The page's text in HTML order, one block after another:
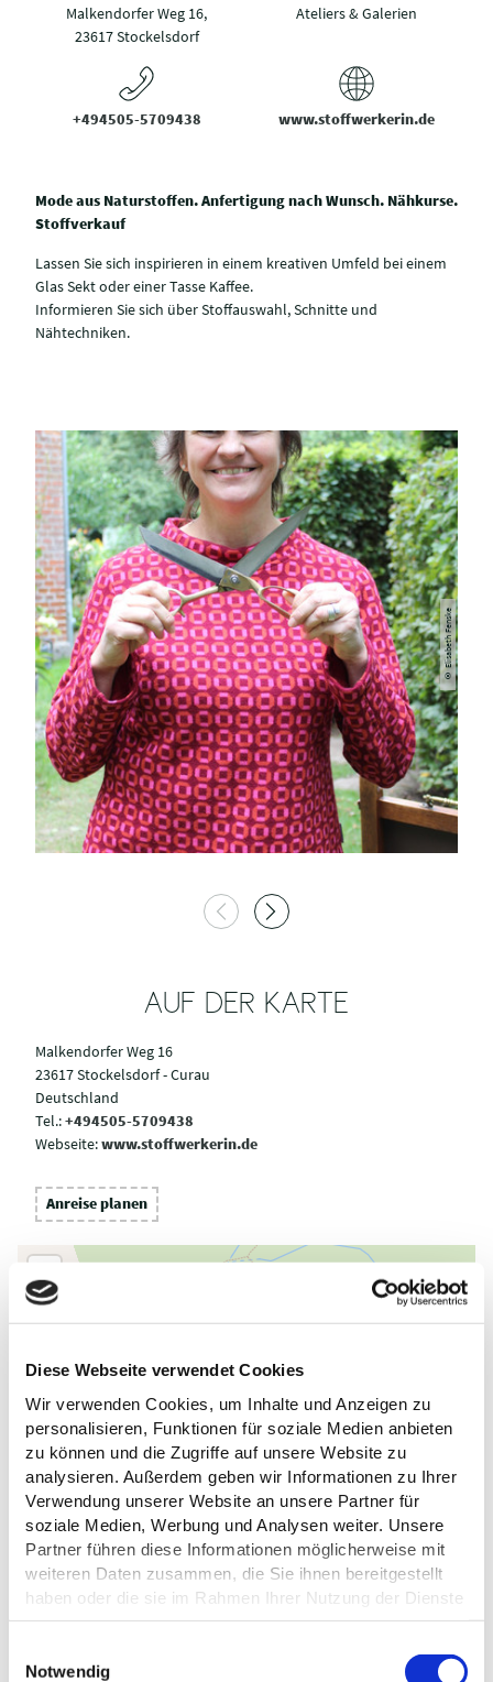
Diese Webseite verwendet Cookies
Wir verwenden Cookies, um Inhalte und Anzeigen zu
personalisieren, Funktionen für soziale Medien anbieten
zu können und die Zugriffe auf unsere Website zu
analysieren. Außerdem geben wir Informationen zu Ihrer
Verwendung unserer Website an unsere Partner für
soziale Medien, Werbung und Analysen weiter. Unsere
Partner führen diese Informationen möglicherweise mit
weiteren Daten zusammen, die Sie ihnen bereitgestellt
haben oder die sie im Rahmen Ihrer Nutzung der Dienste
gesammelt haben.
Datenschutz
Notwendig
Malkendorfer Weg 16,
23617 Stockelsdorf
Ateliers & Galerien
+494505-5709438 www.stoffwerkerin.de
Mode aus Naturstoffen. Anfertigung nach Wunsch. Nähkurse.
Stoffverkauf
Lassen Sie sich inspirieren in einem kreativen Umfeld bei einem
Glas Sekt oder einer Tasse Kaffee.
Informieren Sie sich über Stoffauswahl, Schnitte und
Nähtechniken.
© Elisabeth Fenske
AUF DER KARTE
Malkendorfer Weg 16
23617 Stockelsdorf - Curau
Deutschland
Tel.:+494505-5709438
Webseite:www.stoffwerkerin.de
Anreise planen